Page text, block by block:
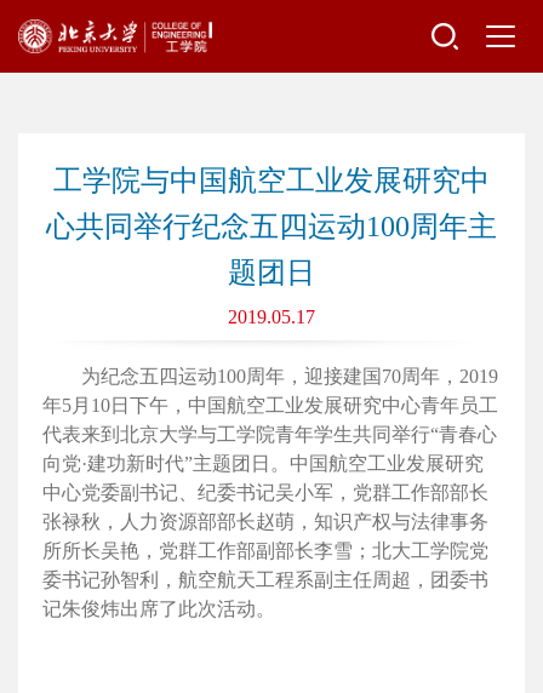
工学院与中国航空工业发展研究中
心共同举行纪念五四运动100周年主
题团日
2019.05.17
为纪念五四运动100周年，迎接建国70周年，2019
年5月10日下午，中国航空工业发展研究中心青年员工
代表来到北京大学与工学院青年学生共同举行“青春心
向党·建功新时代”主题团日。中国航空工业发展研究
中心党委副书记、纪委书记吴小军，党群工作部部长
张禄秋，人力资源部部长赵萌，知识产权与法律事务
所所长吴艳，党群工作部副部长李雪；北大工学院党
委书记孙智利，航空航天工程系副主任周超，团委书
记朱俊炜出席了此次活动。